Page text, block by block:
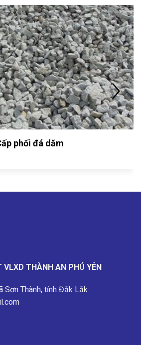
phối đá dăm
VLXD THÀNH AN PHÚ YÊN
Sơn Thành, tỉnh Đắk Lắk